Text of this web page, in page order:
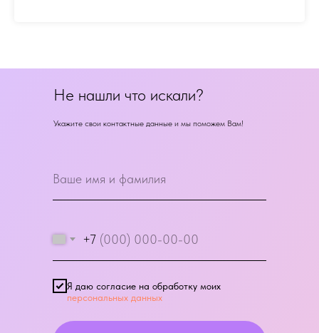
+7
Я даю согласие на обработку моих
персональных данных
Не нашли что искали?
Укажите свои контактные данные и мы поможем Вам!